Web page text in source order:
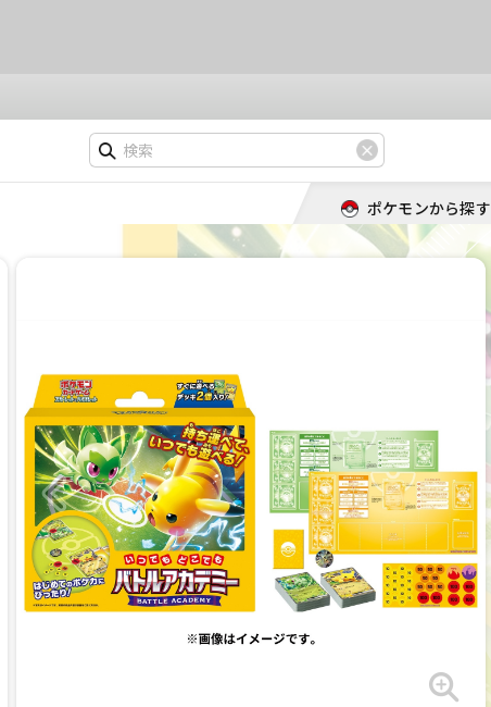
ポケモンから探す